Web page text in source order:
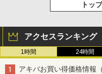
トッ
アクセスランキング
1時間 24時間
アキバお買い得価格情報